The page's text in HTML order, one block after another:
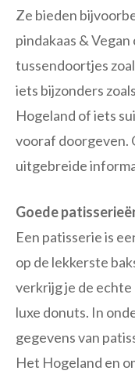
Ze bieden
pindakaas &
tussendoortjes
iets bijzonders
Hogeland of iets
vooraf doorgeven.
uitgebreide
Goede
Een patisserie is
op de lekkerste
verkrijg je de
luxe donuts. In
gegevens van
Het Hogeland en